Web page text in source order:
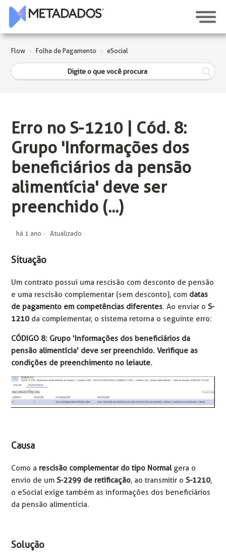
Flow Folha de Pagamento eSocial
Erro no S-1210 | Cód. 8:
Grupo 'Informações dos
beneficiários da pensão
alimentícia' deve ser
preenchido (...)
há 1 ano Atualizado
Situação
Um contrato possui uma rescisão com desconto de pensão
e uma rescisão complementar (sem desconto), com datas
de pagamento em competências diferentes. Ao enviar o S-
1210da complementar, o sistema retorna o seguinte erro:
CÓDIGO 8: Grupo 'Informações dos beneficiários da
pensão alimentícia' deve ser preenchido. Verifique as
condições de preenchimento no leiaute.
Causa
Como a rescisão complementar do tipo Normalgera o
envio de umS-2299 de retificação, ao transmitir oS-1210,
o eSocial exige também as informações dos beneficiários
da pensão alimentícia.
Solução